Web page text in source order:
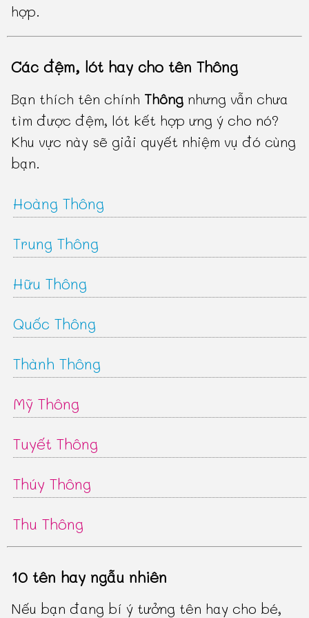
hợp.
Các đệm, lót hay cho tên Thông
Bạn thích tên chính Thông nhưng vẫn chưa
tìm được đệm, lót kết hợp ưng ý cho nó?
Khu vực này sẽ giải quyết nhiệm vụ đó cùng
bạn.
Hoàng Thông
Trung Thông
Hữu Thông
Quốc Thông
Thành Thông
Mỹ Thông
Tuyết Thông
Thúy Thông
Thu Thông
10 tên hay ngẫu nhiên
Nếu bạn đang bí ý tưởng tên hay cho bé,